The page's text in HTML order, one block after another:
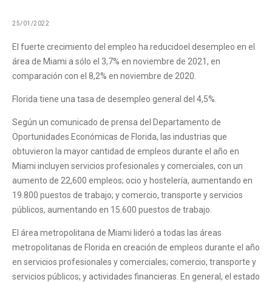
25/01/2022
El fuerte crecimiento del empleo ha reducidoel desempleo en el
área de Miami a sólo el 3,7% en noviembre de 2021, en
comparación con el 8,2% en noviembre de 2020.
Florida tiene una tasa de desempleo general del 4,5%.
Según un comunicado de prensa del Departamento de
Oportunidades Económicas de Florida, las industrias que
obtuvieron la mayor cantidad de empleos durante el año en
Miami incluyen servicios profesionales y comerciales, con un
aumento de 22,600 empleos; ocio y hostelería, aumentando en
19.800 puestos de trabajo; y comercio, transporte y servicios
públicos, aumentando en 15.600 puestos de trabajo.
El área metropolitana de Miami lideró a todas las áreas
metropolitanas de Florida en creación de empleos durante el año
en servicios profesionales y comerciales; comercio, transporte y
servicios públicos; y actividades financieras. En general, el estado